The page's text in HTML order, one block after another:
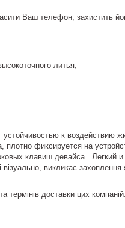
Ваш телефон, захистить
литья;
устойчивостью к воздействию
фиксируется на
клавиш девайса. Легкий
викликає
доставки цих компаній.